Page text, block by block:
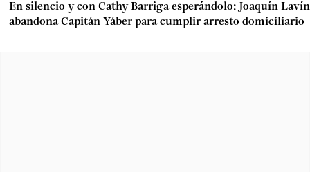
En silencio y con Cathy Barriga esperándolo: Joaquín Lavín
abandona Capitán Yáber para cumplir arresto domiciliario